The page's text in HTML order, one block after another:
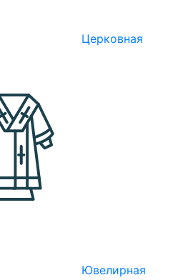
Церковная
Ювелирная